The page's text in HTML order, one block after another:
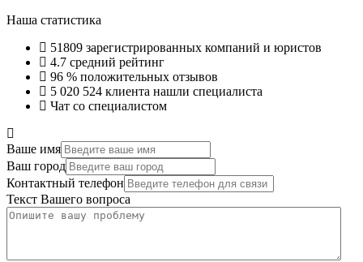
Наша статистика
51809 зарегистрированных компаний и юристов
4.7 средний рейтинг
96 % положительных отзывов
5 020 524 клиента нашли специалиста
Чат со специалистом
Ваше имя
Ваш город
Контактный телефон
Текст Вашего вопроса